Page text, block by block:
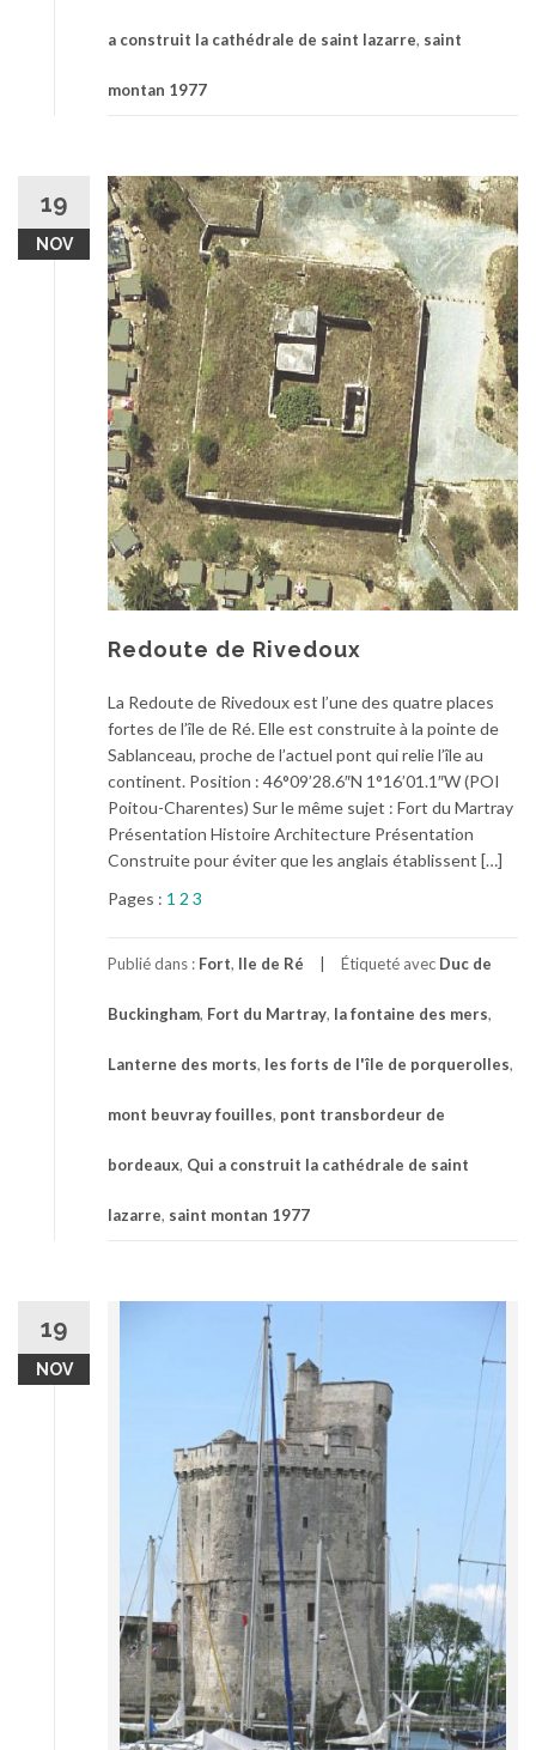
a construit la cathédrale de saint lazarre, saint
montan 1977
19
NOV
Redoute de Rivedoux
La Redoute de Rivedoux est l’une des quatre places
fortes de l’île de Ré. Elle est construite à la pointe de
Sablanceau, proche de l’actuel pont qui relie l’île au
continent. Position : 46°09’28.6″N 1°16’01.1″W (POI
Poitou-Charentes) Sur le même sujet : Fort du Martray
Présentation Histoire Architecture Présentation
Construite pour éviter que les anglais établissent […]
Pages : 1 2 3
Publié dans : Fort, Ile de Ré Étiqueté avec Duc de
Buckingham, Fort du Martray, la fontaine des mers,
Lanterne des morts, les forts de l'île de porquerolles,
mont beuvray fouilles, pont transbordeur de
bordeaux, Qui a construit la cathédrale de saint
lazarre, saint montan 1977
19
NOV